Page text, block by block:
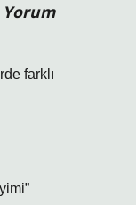
farklı